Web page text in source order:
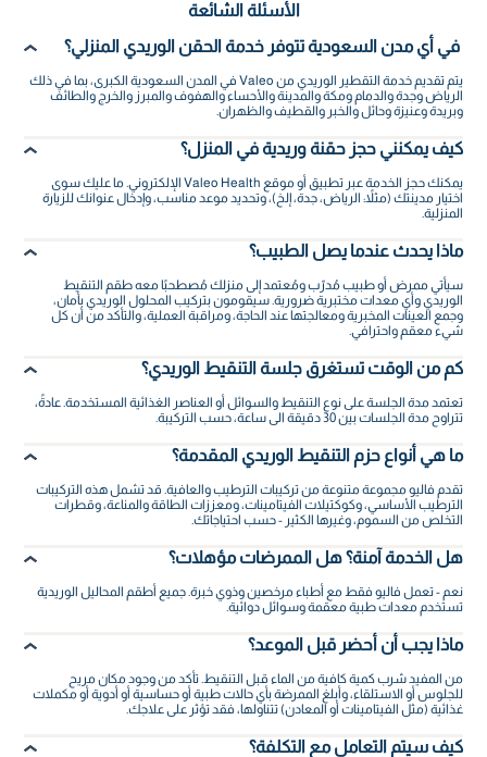
الأسئلة الشائعة
في أي مدن السعودية تتوفر خدمة الحقن الوريدي المنزلي؟
يتم تقديم خدمة التقطير الوريدي من Valeo في المدن السعودية الكبرى، بما في ذلك
الرياض وجدة والدمام ومكة والمدينة والأحساء والهفوف والمبرز والخرج والطائف
وبريدة وعنيزة وحائل والخبر والقطيف والظهران.
كيف يمكنني حجز حقنة وريدية في المنزل؟
يمكنك حجز الخدمة عبر تطبيق أو موقع Valeo Health الإلكتروني. ما عليك سوى
اختيار مدينتك (مثلاً: الرياض، جدة، إلخ)، وتحديد موعد مناسب، وإدخال عنوانك للزيارة
المنزلية.
ماذا يحدث عندما يصل الطبيب؟
سيأتي ممرض أو طبيب مُدرّب ومُعتمد إلى منزلك مُصطحبًا معه طقم التنقيط
الوريدي وأي معدات مختبرية ضرورية. سيقومون بتركيب المحلول الوريدي بأمان،
وجمع العينات المخبرية ومعالجتها عند الحاجة، ومراقبة العملية، والتأكد من أن كل
شيء معقم واحترافي.
كم من الوقت تستغرق جلسة التنقيط الوريدي؟
تعتمد مدة الجلسة على نوع التنقيط والسوائل أو العناصر الغذائية المستخدمة. عادةً،
تتراوح مدة الجلسات بين 30 دقيقة الى ساعة، حسب التركيبة.
ما هي أنواع حزم التنقيط الوريدي المقدمة؟
تقدم فاليو مجموعة متنوعة من تركيبات الترطيب والعافية. قد تشمل هذه التركيبات
الترطيب الأساسي، وكوكتيلات الفيتامينات، ومعززات الطاقة والمناعة، وقطرات
التخلص من السموم، وغيرها الكثير - حسب احتياجاتك.
هل الخدمة آمنة؟ هل الممرضات مؤهلات؟
نعم - تعمل فاليو فقط مع أطباء مرخصين وذوي خبرة. جميع أطقم المحاليل الوريدية
تستخدم معدات طبية معقمة وسوائل دوائية.
ماذا يجب أن أحضر قبل الموعد؟
من المفيد شرب كمية كافية من الماء قبل التنقيط. تأكد من وجود مكان مريح
للجلوس أو الاستلقاء، وأبلغ الممرضة بأي حالات طبية أو حساسية أو أدوية أو مكملات
غذائية (مثل الفيتامينات أو المعادن) تتناولها، فقد تؤثر على علاجك.
كيف سيتم التعامل مع التكلفة؟